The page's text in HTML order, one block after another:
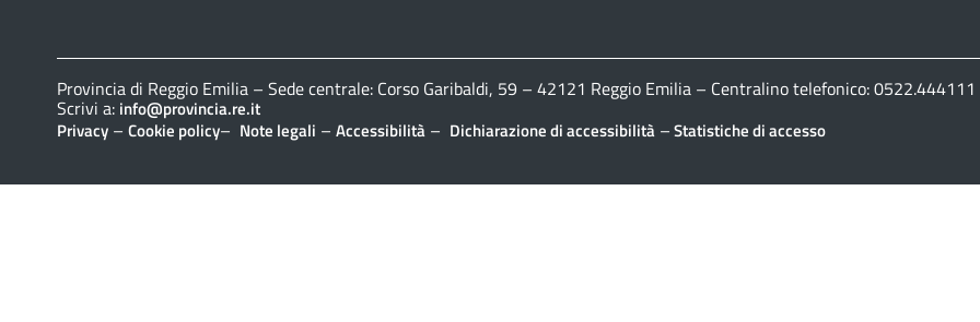
Provincia di Reggio Emilia – Sede centrale: Corso Garibaldi, 59 – 42121 Reggio Emilia – Centralino telefonico:
Scrivi a: info@provincia.re.it
Privacy – Cookie policy– Note legali – Accessibilità – Dichiarazione di accessibilità –Statistiche di accesso